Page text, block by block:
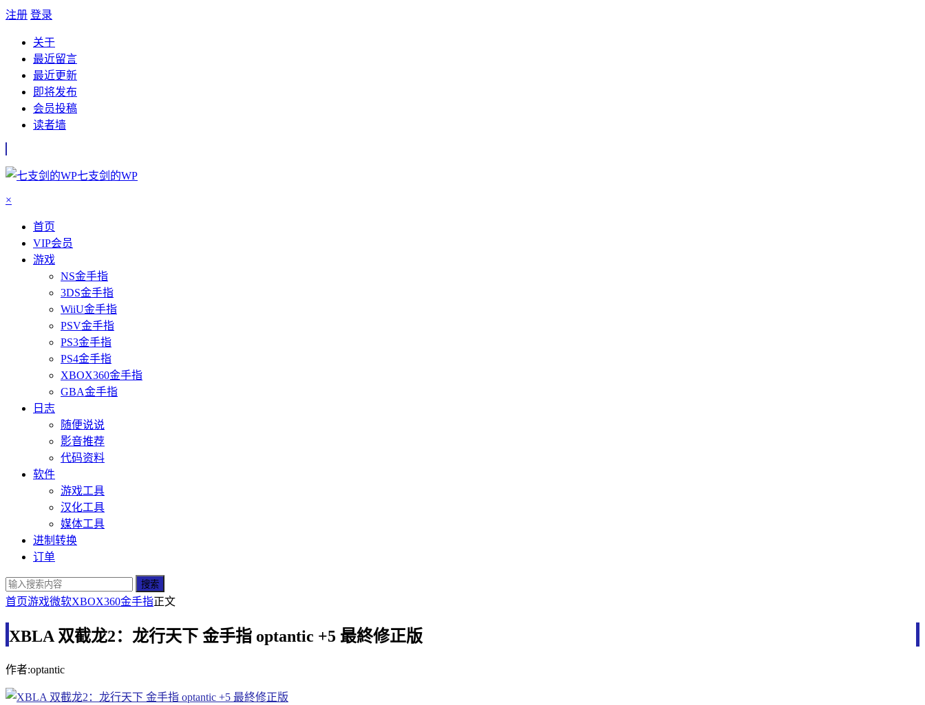
注册 登录
关于
最近留言
最近更新
即将发布
会员投稿
读者墙
七支剑的WP
×
首页
VIP会员
游戏
NS金手指
3DS金手指
WiiU金手指
PSV金手指
PS3金手指
PS4金手指
XBOX360金手指
GBA金手指
日志
随便说说
影音推荐
代码资料
软件
游戏工具
汉化工具
媒体工具
进制转换
订单
搜索
首页游戏微软XBOX360金手指正文
XBLA 双截龙2：龙行天下 金手指 optantic +5 最終修正版
作者:optantic